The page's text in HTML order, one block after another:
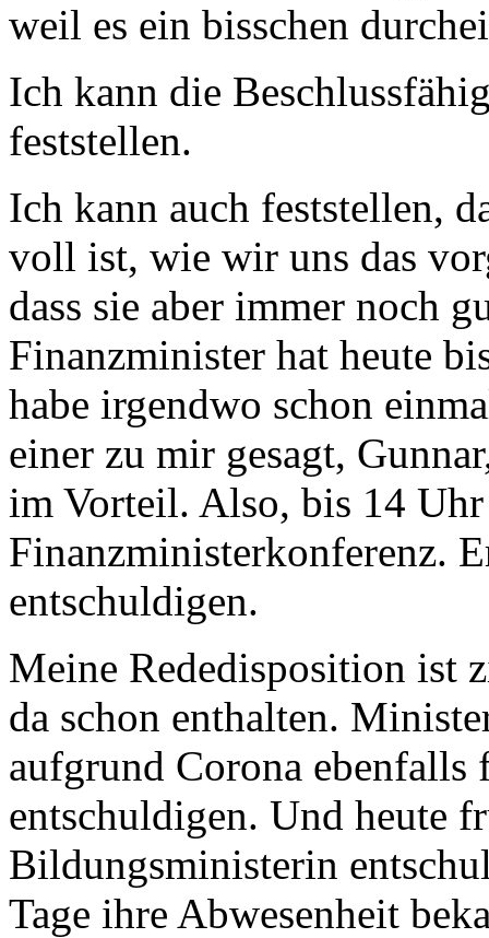
weil es ein bisschen
Ich kann die
feststellen.
Ich kann auch feststellen,
voll ist, wie wir uns das
dass sie aber immer noch
Finanzminister hat heute
habe irgendwo schon
einer zu mir gesagt,
im Vorteil. Also, bis 14
Finanzministerkonferenz.
entschuldigen.
Meine Rededisposition ist
da schon enthalten.
aufgrund Corona ebenfalls
entschuldigen. Und heute
Bildungsministerin
Tage ihre Abwesenheit